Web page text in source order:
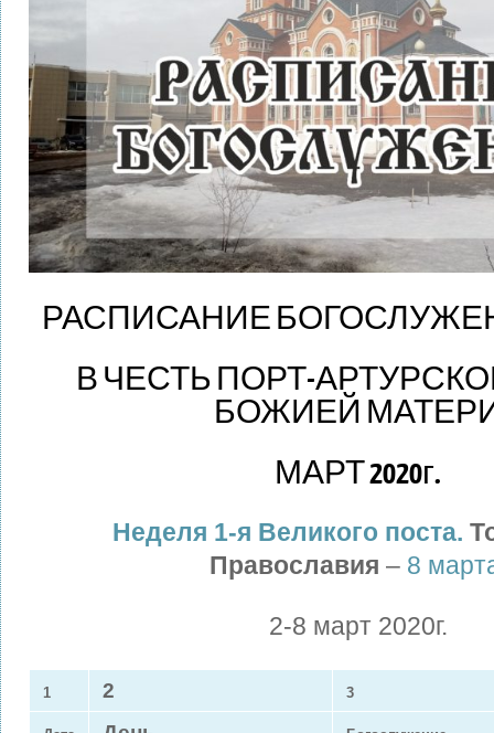
РАСПИСАНИЕ
В ЧЕСТЬ ПОРТ-
БОЖИЕЙ
МАРТ 2020г.
Неделя 1-я Великого поста.
Православия – 8
2-8 март 2020г.
1 2 3